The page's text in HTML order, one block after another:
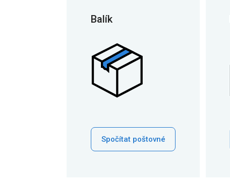
Balík
Spočítat poštovné